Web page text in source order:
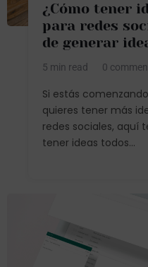
¿Cómo tener
para redes
de generar
5 min read 0
Si estás
quieres tener más
redes sociales, aquí
tener ideas todos...